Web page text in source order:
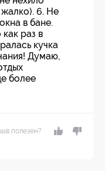
6. Не
в бане.
раз в
кучка
Думаю,
более
полезен?